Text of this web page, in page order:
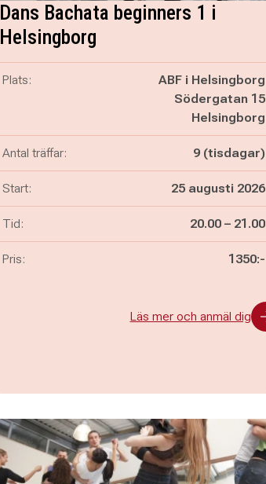
Dans Bachata beginners 1 i
Helsingborg
Plats:
ABF i Helsingborg
Södergatan 15
Helsingborg
Antal träffar: 9 (tisdagar)
Start: 25 augusti 2026
Tid: Pågår mellan
20.00 – och
21.00
Pris: 1350:-
Läs mer och anmäl dig